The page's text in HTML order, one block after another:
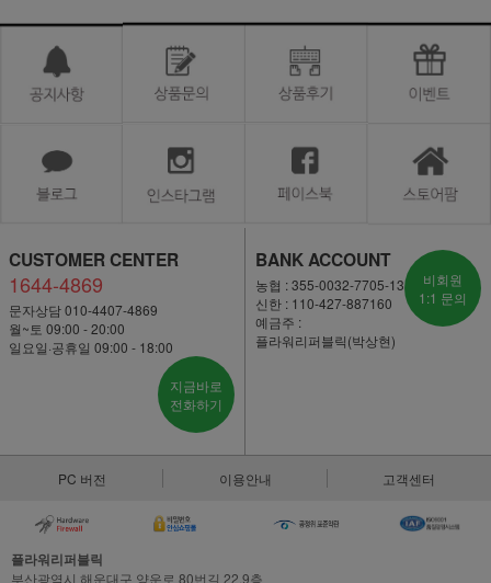
CUSTOMER CENTER
1644-4869
문자상담 010-4407-4869
월~토 09:00 - 20:00
일요일·공휴일 09:00 - 18:00
지금바로
전화하기
BANK ACCOUNT
농협 : 355-0032-7705-13
신한 : 110-427-887160
예금주 :
플라워리퍼블릭(박상현)
비회원
1:1 문의
PC 버전 이용안내 고객센터
플라워리퍼블릭
부산광역시 해운대구 양운로 80번길 22,9층